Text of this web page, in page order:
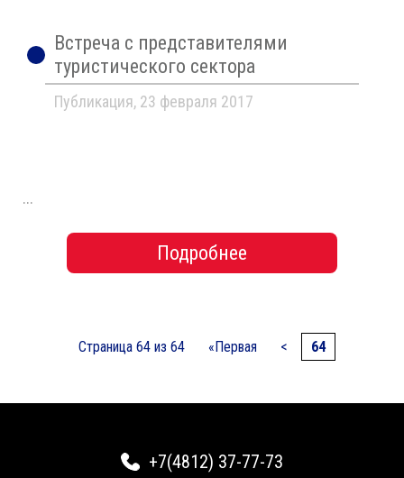
Встреча с представителями
туристического сектора
Публикация, 23 февраля 2017
...
Подробнее
Страница 64 из 64 «Первая < 64
+7(4812) 37-77-73